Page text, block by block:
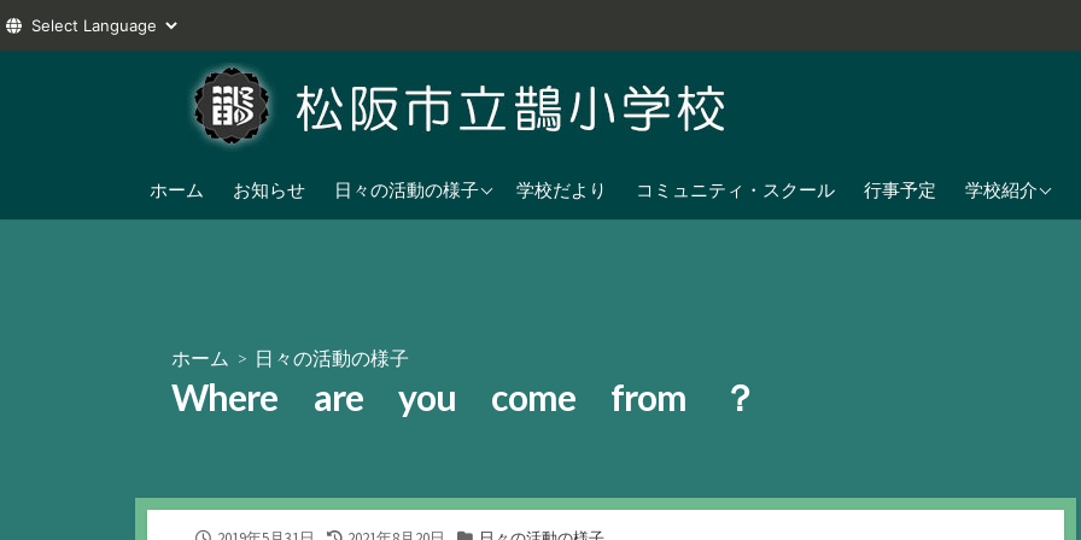
へ
ホーム お知らせ 日々の活動の様子
2025年度
学校だより コミュニティ・スクール 行事予定 学校紹介
学校教育目標
ホーム > 日々の活動の様子
Where are you come from ？
公
最
カ